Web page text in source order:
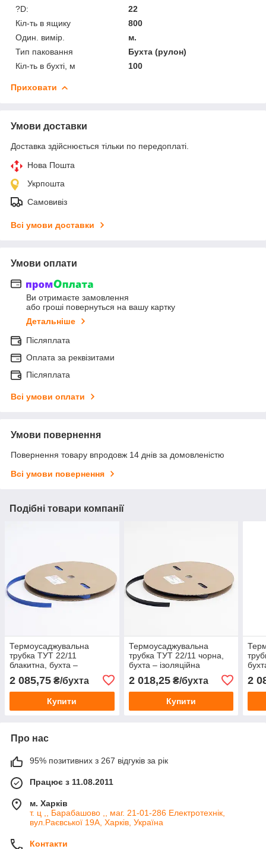
?D:
22
Кіл-ть в ящику
800
Один. вимір.
м.
Тип паковання
Бухта (рулон)
Кіл-ть в бухті, м
100
Приховати
Умови доставки
Доставка здійснюється тільки по передоплаті.
Нова Пошта
Укрпошта
Самовивіз
Всі умови доставки
Умови оплати
Ви отримаєте замовлення
або гроші повернуться на вашу картку
Детальніше
Післяплата
Оплата за реквізитами
Післяплата
Всі умови оплати
Умови повернення
Повернення товару впродовж 14 днів за домовленістю
Всі умови повернення
Подібні товари компанії
Термоусаджувальна
трубка ТУТ 22/11
блакитна, бухта –
для кабелю та проводів
2 085,75 ₴/бухта
Купити
Термоусаджувальна
трубка ТУТ 22/11 чорна,
бухта – ізоляційна
термоусадка для кабелю
та проводів
2 018,25₴/бухта
Купити
та
2
Про нас
95% позитивних з 267 відгуків за рік
Працює з 11.08.2011
м. Харків
т. ц ,, Барабашово ,, маг. 21-01-286 Електротехнік,
вул.Раєвської 19А, Харків, Україна
Контакти